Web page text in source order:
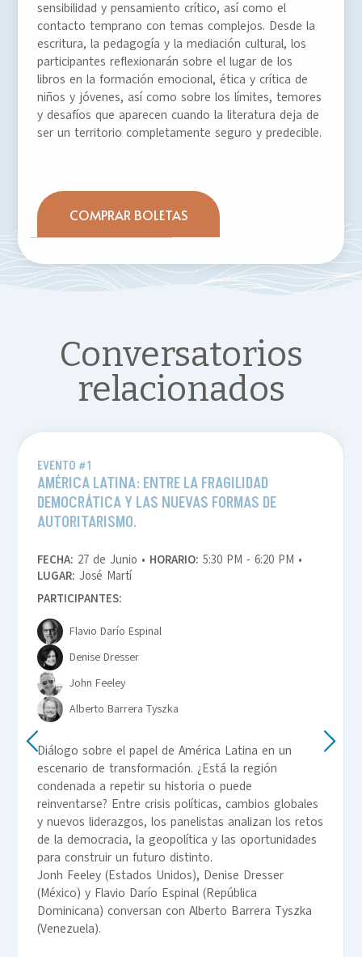
sensibilidad y pensamiento crítico, así como el
contacto temprano con temas complejos. Desde la
escritura, la pedagogía y la mediación cultural, los
participantes reflexionarán sobre el lugar de los
libros en la formación emocional, ética y crítica de
niños y jóvenes, así como sobre los límites, temores
y desafíos que aparecen cuando la literatura deja de
ser un territorio completamente seguro y predecible.
COMPRAR BOLETAS
Conversatorios
relacionados
EVENTO #1
AMÉRICA LATINA: ENTRE LA FRAGILIDAD
DEMOCRÁTICA Y LAS NUEVAS FORMAS DE
AUTORITARISMO.
FECHA: 27 de Junio • HORARIO: 5:30 PM - 6:20 PM •
LUGAR: José Martí
PARTICIPANTES:
Flavio Darío Espinal
Denise Dresser
John Feeley
Alberto Barrera Tyszka
Diálogo sobre el papel de América Latina en un
escenario de transformación. ¿Está la región
condenada a repetir su historia o puede
reinventarse? Entre crisis políticas, cambios globales
y nuevos liderazgos, los panelistas analizan los retos
de la democracia, la geopolítica y las oportunidades
para construir un futuro distinto.
Jonh Feeley (Estados Unidos), Denise Dresser
(México) y Flavio Darío Espinal (República
Dominicana) conversan con Alberto Barrera Tyszka
(Venezuela).